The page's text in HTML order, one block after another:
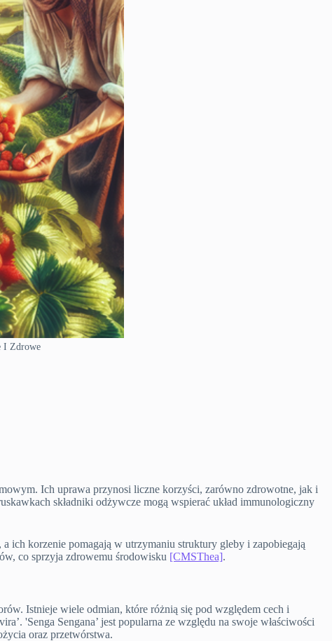
I Zdrowe
Ich uprawa przynosi liczne korzyści, zarówno zdrowotne, jak i
składniki odżywcze mogą wspierać układ immunologiczny
ich korzenie pomagają w utrzymaniu struktury gleby i zapobiegają
co sprzyja zdrowemu środowisku [CMSThea].
Istnieje wiele odmian, które różnią się pod względem cech i
'Senga Sengana’ jest popularna ze względu na swoje właściwości
oraz przetwórstwa.